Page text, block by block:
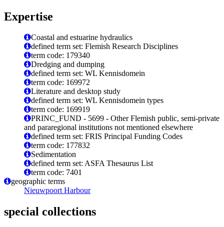
Expertise
Coastal and estuarine hydraulics
defined term set: Flemish Research Disciplines
term code: 179340
Dredging and dumping
defined term set: WL Kennisdomein
term code: 169972
Literature and desktop study
defined term set: WL Kennisdomein types
term code: 169919
PRINC_FUND - 5699 - Other Flemish public, semi-private
and pararegional institutions not mentioned elsewhere
defined term set: FRIS Principal Funding Codes
term code: 177832
Sedimentation
defined term set: ASFA Thesaurus List
term code: 7401
geographic terms
Nieuwpoort Harbour
special collections